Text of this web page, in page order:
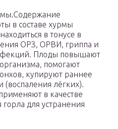
в составе хурмы
в тонусе в
ОРЗ, ОРВИ, гриппа и
Плоды повышают
помогают
купируют раннее
лёгких).
в качестве
горла для устранения